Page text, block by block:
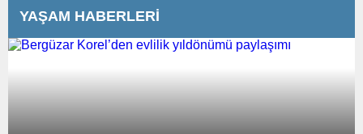
YAŞAM HABERLERİ